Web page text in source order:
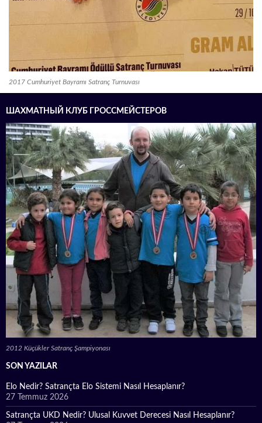
2017 Cumhuriyet Bayramı Satranç Turnuvası
ШАХМАТНЫЙ КЛУБ ГРОССМЕЙСТЕРОВ
2012 Küçükler Satranç Şampiyonası
SON YAZILAR
Elo Nedir? Satrançta Elo Sistemi Nasıl Hesaplanır?
27 Temmuz 2026
Satrançta UKD Nedir? Ulusal Kuvvet Derecesi Nasıl Hesaplanır?